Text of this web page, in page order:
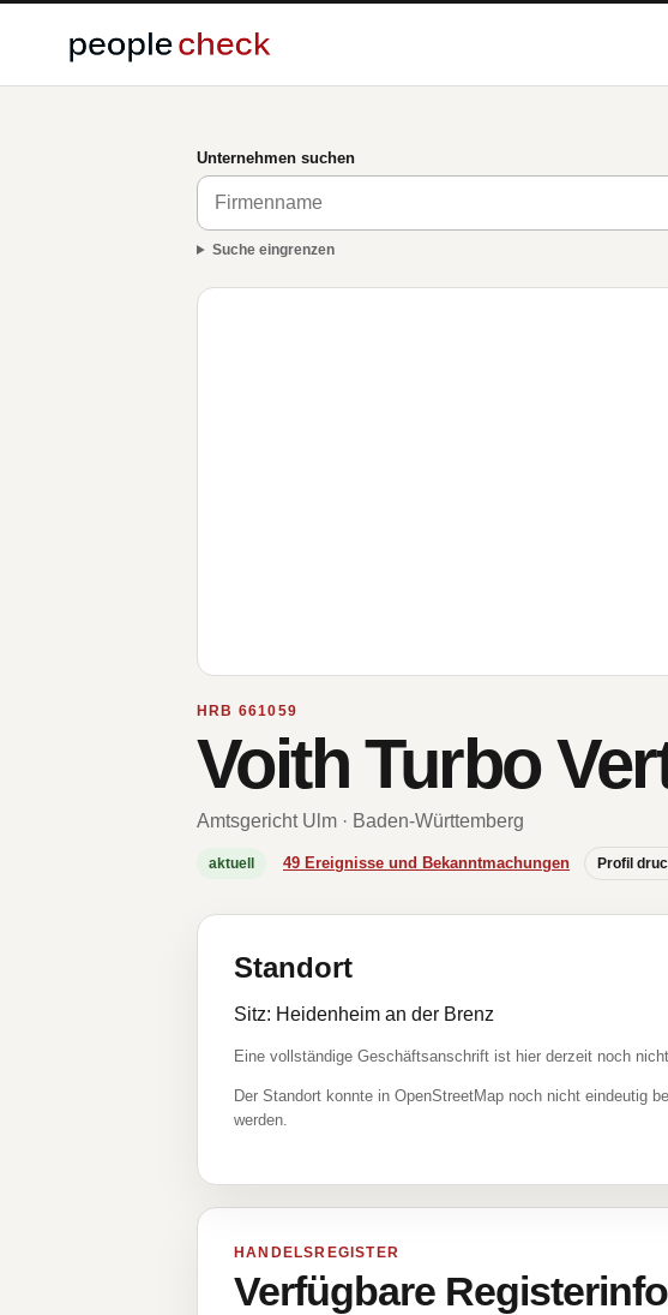
Unternehmen suchen
Suche eingrenzen
HRB 661059
Voith Turbo
Amtsgericht Ulm · Baden-Württemberg
aktuell 49 Ereignisse und Bekanntmachungen Profil
Standort
Sitz: Heidenheim an der Brenz
Eine vollständige Geschäftsanschrift ist hier derzeit noch
Der Standort konnte in OpenStreetMap noch nicht eindeutig
werden.
HANDELSREGISTER
Verfügbare